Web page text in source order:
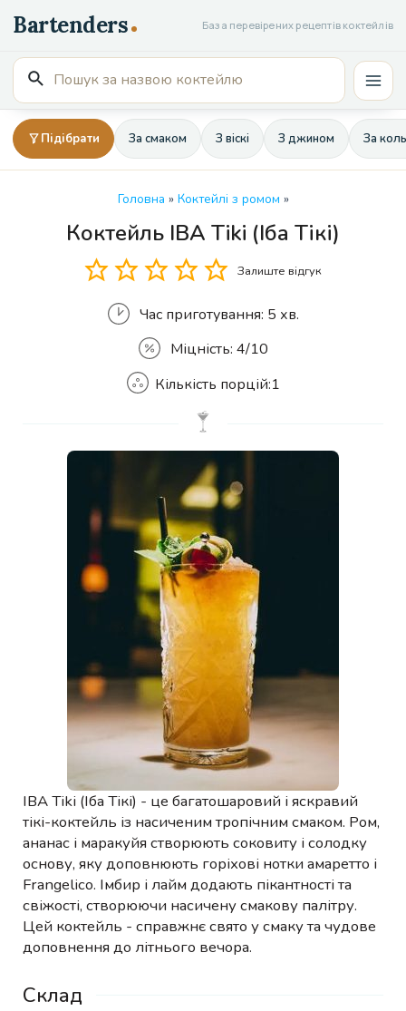
до
вмісту
База перевірених рецептів коктейлів
Пошук
для:
Підібрати За смаком З віскі З джином За
Головна » Коктейлі з ромом »
Коктейль IBA Tiki (Іба Тікі)
Залиште відгук
Час приготування: 5 хв.
Міцність: 4/10
Кількість
Кількість порцій:1
IBA Tiki (Іба Тікі) - це багатошаровий і яскравий
тікі-коктейль із насиченим тропічним смаком. Ром,
ананас і маракуйя створюють соковиту і солодку
основу, яку доповнюють горіхові нотки амаретто і
Frangelico. Імбир і лайм додають пікантності та
свіжості, створюючи насичену смакову палітру.
Цей коктейль - справжнє свято у смаку та чудове
доповнення до літнього вечора.
Склад